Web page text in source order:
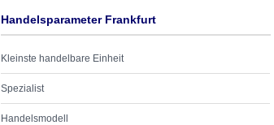
Handelsparameter Frankfurt
Kleinste handelbare Einheit
Spezialist
Handelsmodell